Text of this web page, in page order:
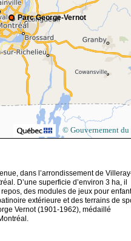
Parc George-Vernot
© Gouvernement du
dans l’arrondissement de
D’une superficie d’environ 3 ha, il
des modules de jeux pour
extérieure et des terrains de
Vernot (1901-1962), médaillé